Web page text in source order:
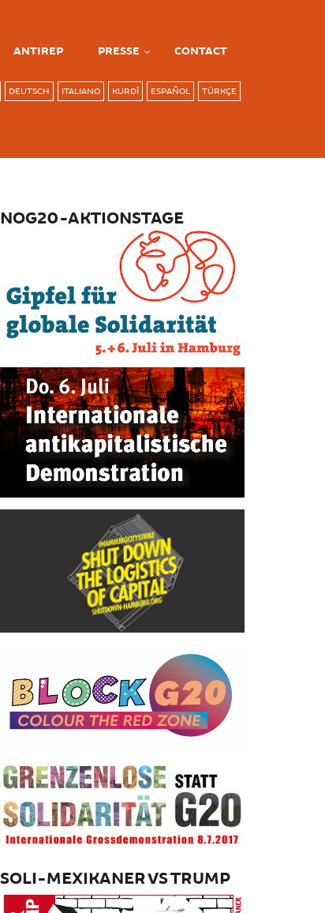
ANTIREP PRESSE CONTACT
DEUTSCH ITALIANO KURDÎ ESPAÑOL TÜRKÇE
NOG20-AKTIONSTAGE
SOLI-MEXIKANER VS TRUMP